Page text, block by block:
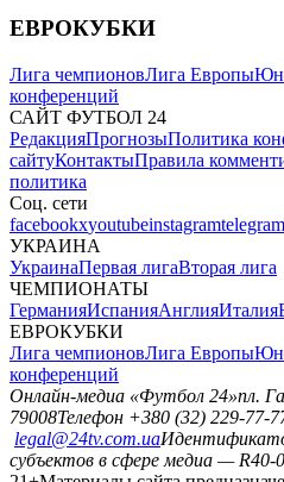
ЕВРОКУБКИ
Лига чемпионовЛига Европы
конференций
САЙТ ФУТБОЛ 24
РедакцияПрогнозыПолитика
сайтуКонтактыПравила
политика
Соц. сети
facebookxyoutubeinstagramtelegram
УКРАИНА
УкраинаПервая лигаВторая лига
ЧЕМПИОНАТЫ
ГерманияИспанияАнглияИталия
ЕВРОКУБКИ
Лига чемпионовЛига Европы
конференций
Онлайн-медиа «Футбол 24»пл.
79008Телефон +380 (32) 229-77-
legal@24tv.com.ua
субъектов в сфере медиа — R40-